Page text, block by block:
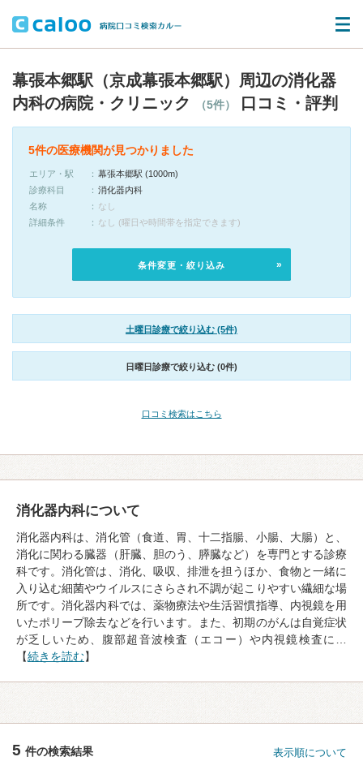
幕張本郷駅（京成幕張本郷駅）周辺の消化器
内科の病院・クリニック
（5件） 口コミ・評判
5件の医療機関が見つかりました
エリア・駅
幕張本郷駅 (1000m)
診療科目
消化器内科
名称
なし
詳細条件
なし (曜日や時間帯を指定できます)
条件変更・絞り込み
土曜日診療で絞り込む (5件)
日曜日診療で絞り込む (0件)
口コミ検索はこちら
消化器内科について
消化器内科は、消化管（食道、胃、十二指腸、小腸、大腸）と、
消化に関わる臓器（肝臓、胆のう、膵臓など）を専門とする診療
科です。消化管は、消化、吸収、排泄を担うほか、食物と一緒に
入り込む細菌やウイルスにさらされ不調が起こりやすい繊細な場
所です。消化器内科では、薬物療法や生活習慣指導、内視鏡を用
いたポリープ除去などを行います。また、初期のがんは自覚症状
が乏しいため、腹部超音波検査（エコー）や内視鏡検査に…
【続きを読む】
5 件の検索結果 表示順について